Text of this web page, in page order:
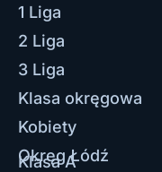
1 Liga
2 Liga
3 Liga
Klasa okręgowa
Kobiety
Okręg Łódź
Klasa A